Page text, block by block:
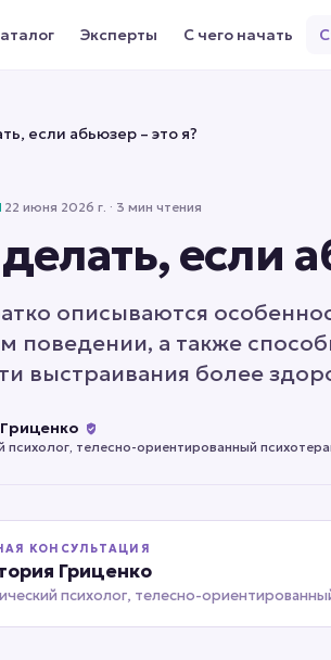
Эксперты С чего начать
если абьюзер – это я?
22 июня 2026 г. · 3 мин чтения
если
описываются
поведении, а также
выстраивания более
психолог, телесно-ориентированный
КОНСУЛЬТАЦИЯ
Гриценко
психолог, телесно-